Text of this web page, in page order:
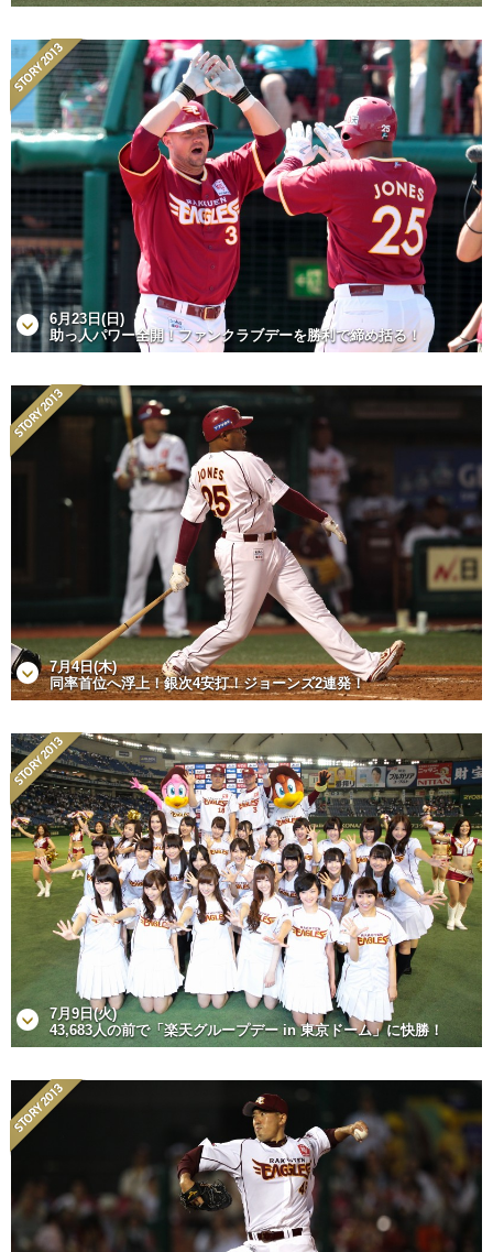
6月23日(日)
助っ人パワー全開！ファンクラブデーを勝利で締め括る！
7月4日(木)
同率首位へ浮上！銀次4安打！ジョーンズ2連発！
7月9日(火)
43,683人の前で「楽天グループデー in 東京ドーム」に快勝！